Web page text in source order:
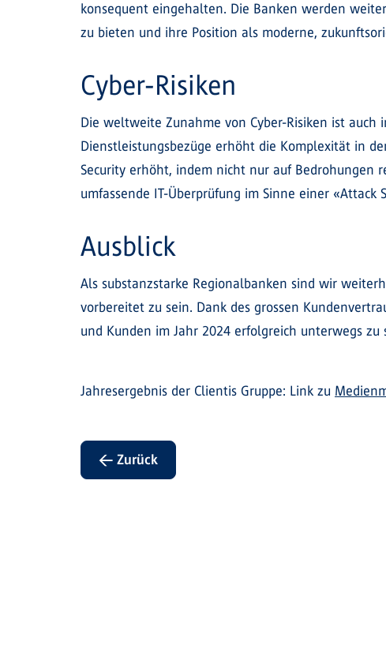
konsequent eingehalten. Die Banken werden
zu bieten und ihre Position als moderne,
Cyber-Risiken
Die weltweite Zunahme von Cyber-Risiken ist
Dienstleistungsbezüge erhöht die Komplexität in
Security erhöht, indem nicht nur auf Bedrohungen
umfassende IT-Überprüfung im Sinne einer
Ausblick
Als substanzstarke Regionalbanken sind wir
vorbereitet zu sein. Dank des grossen
und Kunden im Jahr 2024 erfolgreich unterwegs zu
Jahresergebnis der Clientis Gruppe: Link zu
← Zurück